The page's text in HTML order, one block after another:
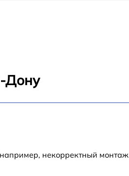
Дону
некорректный монтаж